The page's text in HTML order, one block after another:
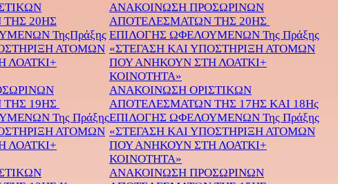
20ΗΣ
ΤηςΠράξης
ΑΤΟΜΩΝ
ΛΟΑΤΚΙ+
ΑΝΑΚΟΙΝΩΣΗ ΠΡΟΣΩΡΙΝΩΝ
ΑΠΟΤΕΛΕΣΜΑΤΩΝ ΤΗΣ 20ΗΣ
ΕΠΙΛΟΓΗΣ ΩΦΕΛΟΥΜΕΝΩΝ Της Πράξης
«ΣΤΕΓΑΣΗ ΚΑΙ ΥΠΟΣΤΗΡΙΞΗ ΑΤΟΜΩΝ
ΠΟΥ ΑΝΗΚΟΥΝ ΣΤΗ ΛΟΑΤΚΙ+
ΚΟΙΝΟΤΗΤΑ»
19ΗΣ
Της Πράξης
ΑΤΟΜΩΝ
ΛΟΑΤΚΙ+
ΑΝΑΚΟΙΝΩΣΗ ΟΡΙΣΤΙΚΩΝ
ΑΠΟΤΕΛΕΣΜΑΤΩΝ ΤΗΣ 17ΗΣ ΚΑΙ 18Ης
ΕΠΙΛΟΓΗΣ ΩΦΕΛΟΥΜΕΝΩΝ Της Πράξης
«ΣΤΕΓΑΣΗ ΚΑΙ ΥΠΟΣΤΗΡΙΞΗ ΑΤΟΜΩΝ
ΠΟΥ ΑΝΗΚΟΥΝ ΣΤΗ ΛΟΑΤΚΙ+
ΚΟΙΝΟΤΗΤΑ»
ΑΝΑΚΟΙΝΩΣΗ ΠΡΟΣΩΡΙΝΩΝ